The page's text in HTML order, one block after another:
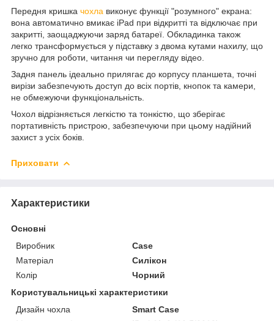
Передня кришка чохла виконує функції "розумного" екрана:
вона автоматично вмикає iPad при відкритті та відключає при
закритті, заощаджуючи заряд батареї. Обкладинка також
легко трансформується у підставку з двома кутами нахилу, що
зручно для роботи, читання чи перегляду відео.
Задня панель ідеально прилягає до корпусу планшета, точні
вирізи забезпечують доступ до всіх портів, кнопок та камери,
не обмежуючи функціональність.
Чохол відрізняється легкістю та тонкістю, що зберігає
портативність пристрою, забезпечуючи при цьому надійний
захист з усіх боків.
Приховати
Характеристики
Основні
Виробник
Case
Матеріал
Силікон
Колір
Чорний
Користувальницькі характеристики
Дизайн чохла
Smart Case